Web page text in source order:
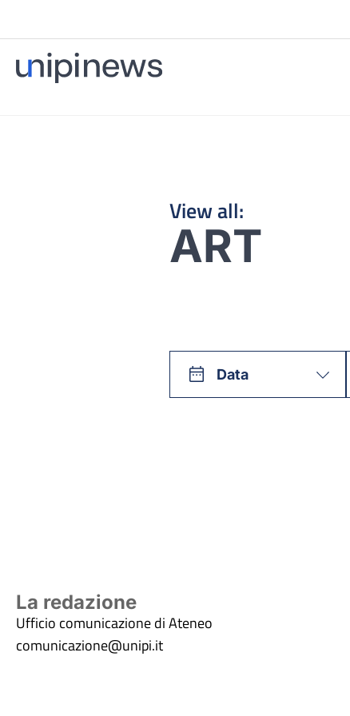
View all:
ART
Data
La redazione
Ufficio comunicazione di Ateneo
comunicazione@unipi.it